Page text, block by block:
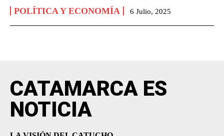
POLÍTICA Y ECONOMÍA 6 Julio, 2025
CATAMARCA ES
NOTICIA